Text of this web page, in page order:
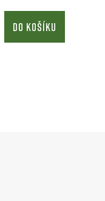
DO KOŠÍKU